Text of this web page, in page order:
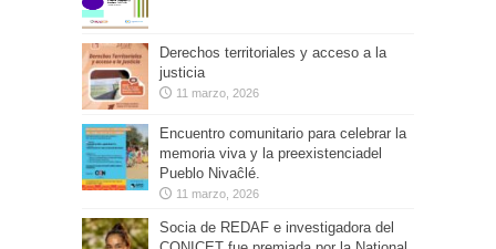
Derechos territoriales y acceso a la
justicia
11 marzo, 2026
Encuentro comunitario para celebrar la
memoria viva y la preexistenciadel
Pueblo Nivaĉlé.
11 marzo, 2026
Socia de REDAF e investigadora del